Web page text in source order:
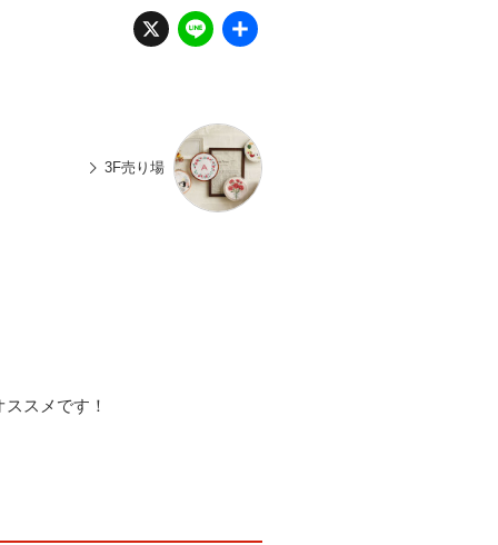
X Li
n
3F売り場
スメです！